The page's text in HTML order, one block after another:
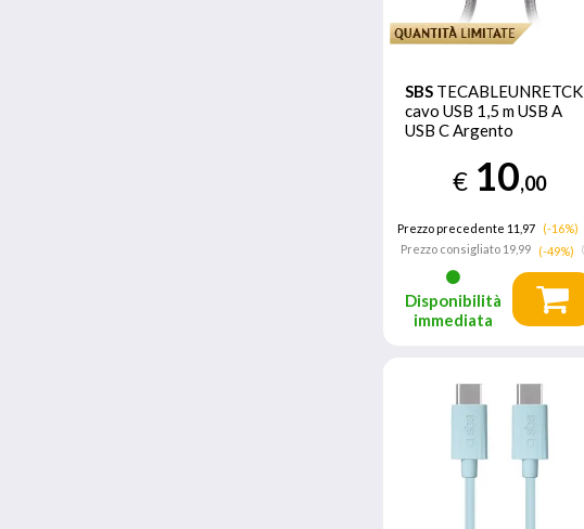
SBS TECABLEUNRETCK
cavo USB 1,5 m USB A
USB C Argento
€ 10,00
Prezzo precedente 11,97
(-16%)
Prezzo consigliato 19,99 (-49%)
Disponibilità
immediata